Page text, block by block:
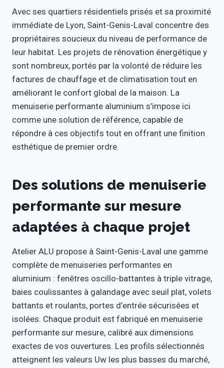
Avec ses quartiers résidentiels prisés et sa proximité
immédiate de Lyon, Saint-Genis-Laval concentre des
propriétaires soucieux du niveau de performance de
leur habitat. Les projets de rénovation énergétique y
sont nombreux, portés par la volonté de réduire les
factures de chauffage et de climatisation tout en
améliorant le confort global de la maison. La
menuiserie performante aluminium s’impose ici
comme une solution de référence, capable de
répondre à ces objectifs tout en offrant une finition
esthétique de premier ordre.
Des solutions de menuiserie
performante sur mesure
adaptées à chaque projet
Atelier ALU propose à Saint-Genis-Laval une gamme
complète de menuiseries performantes en
aluminium : fenêtres oscillo-battantes à triple vitrage,
baies coulissantes à galandage avec seuil plat, volets
battants et roulants, portes d’entrée sécurisées et
isolées. Chaque produit est fabriqué en menuiserie
performante sur mesure, calibré aux dimensions
exactes de vos ouvertures. Les profils sélectionnés
atteignent les valeurs Uw les plus basses du marché,